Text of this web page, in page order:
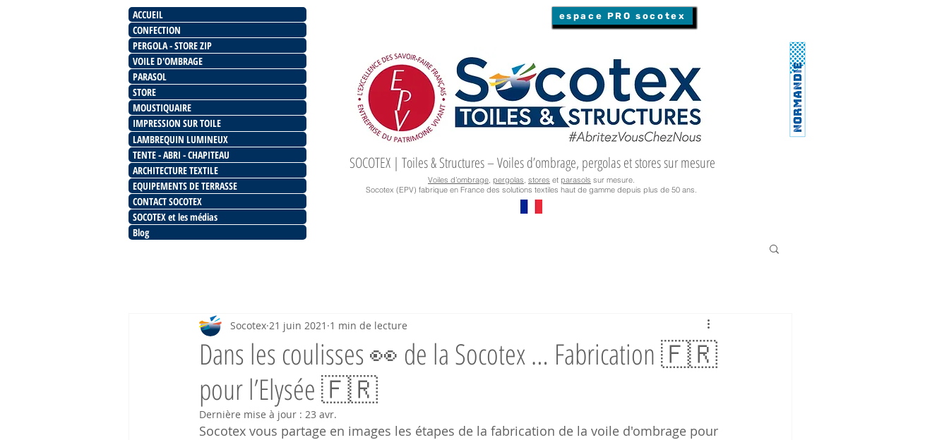
ACCUEIL
CONFECTION
PERGOLA - STORE ZIP
VOILE D'OMBRAGE
PARASOL
STORE
MOUSTIQUAIRE
IMPRESSION SUR TOILE
LAMBREQUIN LUMINEUX
TENTE - ABRI - CHAPITEAU
ARCHITECTURE TEXTILE
EQUIPEMENTS DE TERRASSE
CONTACT SOCOTEX
SOCOTEX et les médias
Blog
espace PRO socotex
SOCOTEX | Toiles & Structures – Voiles d’ombrage, pergolas et stores sur mesure
Voiles d’ombrage, pergolas, stores et parasols sur mesure.
Socotex (EPV) fabrique en France des solutions textiles haut de gamme depuis plus de 50 ans.
Dans les coulisses 👀 de la Socotex … Fabrication 🇫🇷
pour l’Elysée 🇫🇷
Socotex 21 juin 2021 1 min de lecture
Dernière mise à jour : 23 avr.
Socotex vous partage en images les étapes de la fabrication de la voile d'ombrage pour